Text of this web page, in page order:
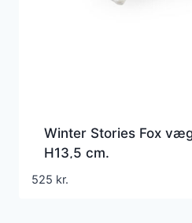
Winter Stories Fox
H13,5 cm.
525 kr.